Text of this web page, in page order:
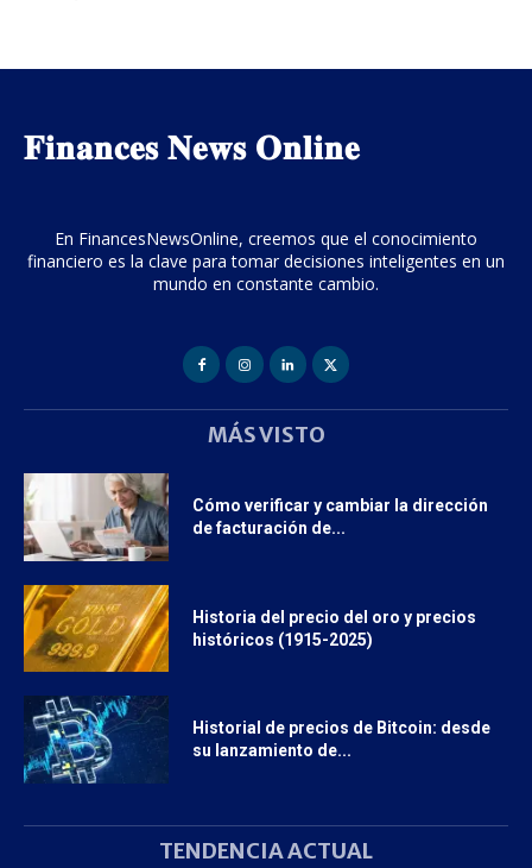
𝐅𝐢𝐧𝐚𝐧𝐜𝐞𝐬 𝐍𝐞𝐰𝐬 𝐎𝐧𝐥𝐢𝐧𝐞
En FinancesNewsOnline, creemos que el conocimiento
financiero es la clave para tomar decisiones inteligentes en un
mundo en constante cambio.
MÁS VISTO
Cómo verificar y cambiar la dirección
de facturación de...
Historia del precio del oro y precios
históricos (1915-2025)
Historial de precios de Bitcoin: desde
su lanzamiento de...
TENDENCIA ACTUAL